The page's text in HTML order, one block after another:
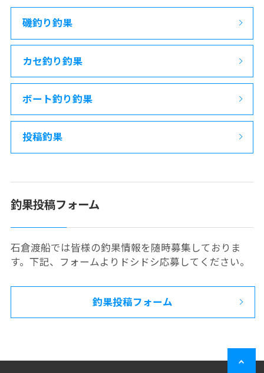
磯釣り釣果
カセ釣り釣果
ボート釣り釣果
投稿釣果
釣果投稿フォーム
石倉渡船では皆様の釣果情報を随時募集しておりま
す。下記、フォームよりドシドシ応募してください。
釣果投稿フォーム